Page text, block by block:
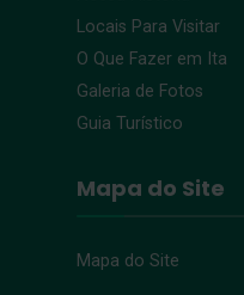
Locais Para Visitar
O Que Fazer em Ita
Galeria de Fotos
Guia Turístico
Mapa do Site
Mapa do Site